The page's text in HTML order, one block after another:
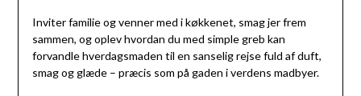
Inviter familie og venner med i køkkenet, smag jer frem
sammen, og oplev hvordan du med simple greb kan
forvandle hverdagsmaden til en sanselig rejse fuld af duft,
smag og glæde – præcis som på gaden i verdens madbyer.